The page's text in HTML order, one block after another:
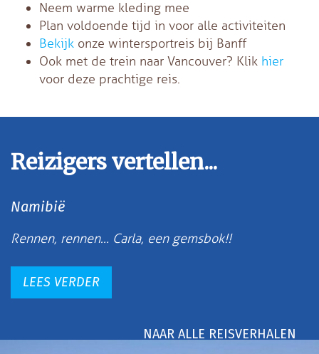
Neem warme kleding mee
Plan voldoende tijd in voor alle activiteiten
Bekijk onze wintersportreis bij Banff
Ook met de trein naar Vancouver? Klik hier
voor deze prachtige reis.
Reizigers vertellen...
Namibië
Rennen, rennen… Carla, een gemsbok!!
LEES VERDER
NAAR ALLE REISVERHALEN